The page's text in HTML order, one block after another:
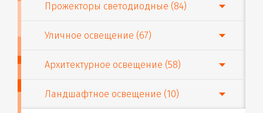
Прожекторы светодиодные (84)
Уличное освещение (67)
Архитектурное освещение (58)
Ландшафтное освещение (10)